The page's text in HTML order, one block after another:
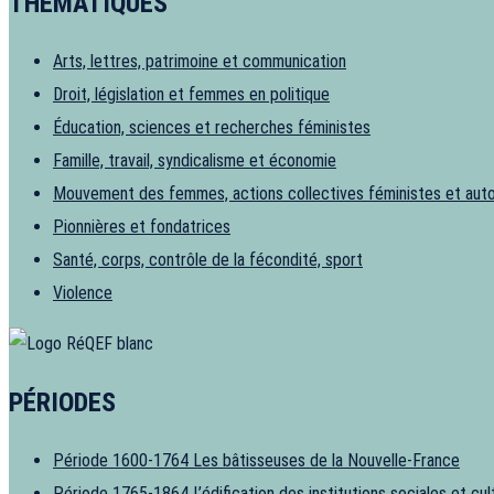
Arts, lettres, patrimoine et communication
Droit, législation et femmes en politique
Éducation, sciences et recherches féministes
Famille, travail, syndicalisme et économie
Mouvement des femmes, actions collectives féministes et
Pionnières et fondatrices
Santé, corps, contrôle de la fécondité, sport
Violence
PÉRIODES
Période 1600-1764 Les bâtisseuses de la Nouvelle-France